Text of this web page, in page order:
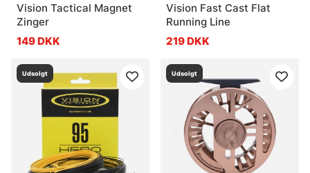
Vision Tactical Magnet
Zinger
149 DKK
Vision Fast Cast Flat
Running Line
219 DKK
Udsolgt Udsolgt